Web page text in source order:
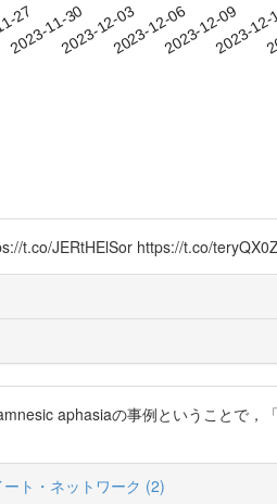
27
2023-11-302023-12-032023-12-062023-12-09
2023-
t.co/JERtHElSor https://t.co/
aphasiaの事例ということで，
ート・ネットワーク (2)